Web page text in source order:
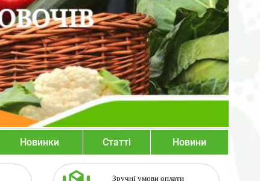
Новинки Статті Новини
Зручні умови оплати